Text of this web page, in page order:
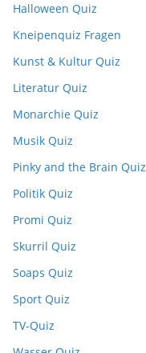
Halloween Quiz
Kneipenquiz Fragen
Kunst & Kultur Quiz
Literatur Quiz
Monarchie Quiz
Musik Quiz
Pinky and the Brain Quiz
Politik Quiz
Promi Quiz
Skurril Quiz
Soaps Quiz
Sport Quiz
TV-Quiz